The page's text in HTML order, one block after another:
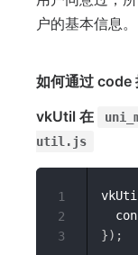
户的基本信息。
如何通过 code
vkUtil 在
util.js
}) ;
1
2
3